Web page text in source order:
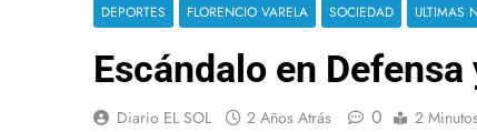
DEPORTES FLORENCIO VARELA SOCIEDAD ULTIMAS
Escándalo en
Diario EL SOL 2 Años Atrás 0 2 Minutos